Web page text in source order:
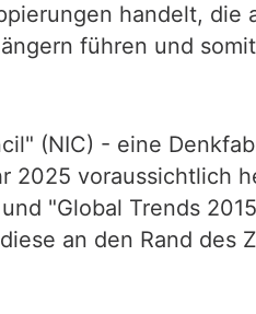
handelt, die
führen und
(NIC) - eine
2025 voraussichtlich
"Global Trends
an den Rand des